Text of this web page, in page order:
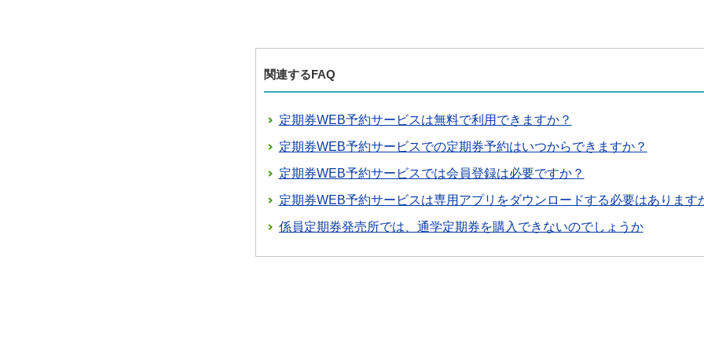
関連するFAQ
定期券WEB予約サービスは無料で利用できますか？
定期券WEB予約サービスでの定期券予約はいつからできますか？
定期券WEB予約サービスでは会員登録は必要ですか？
定期券WEB予約サービスは専用アプリをダウンロードする必要はあります
係員定期券発売所では、通学定期券を購入できないのでしょうか